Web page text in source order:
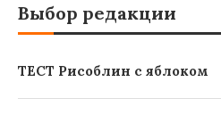
Выбор редакции
ТЕСТ Рисоблин с яблоком